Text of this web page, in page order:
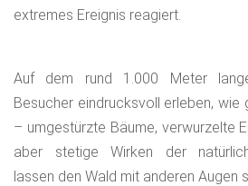
extremes Ereignis reagiert.
Auf dem rund 1.000 Meter
Besucher eindrucksvoll erleben,
– umgestürzte Bäume, verwurzelte
aber stetige Wirken der
lassen den Wald mit anderen Augen